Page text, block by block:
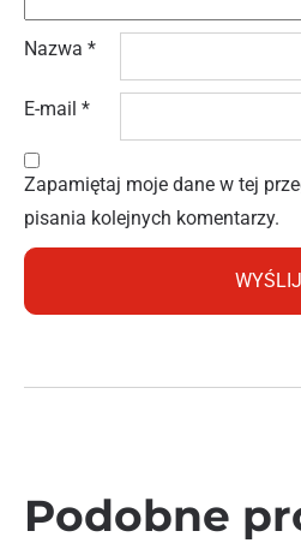
Nazwa *
E-mail *
Zapamiętaj moje dane w tej
pisania kolejnych komentarzy.
Podobne